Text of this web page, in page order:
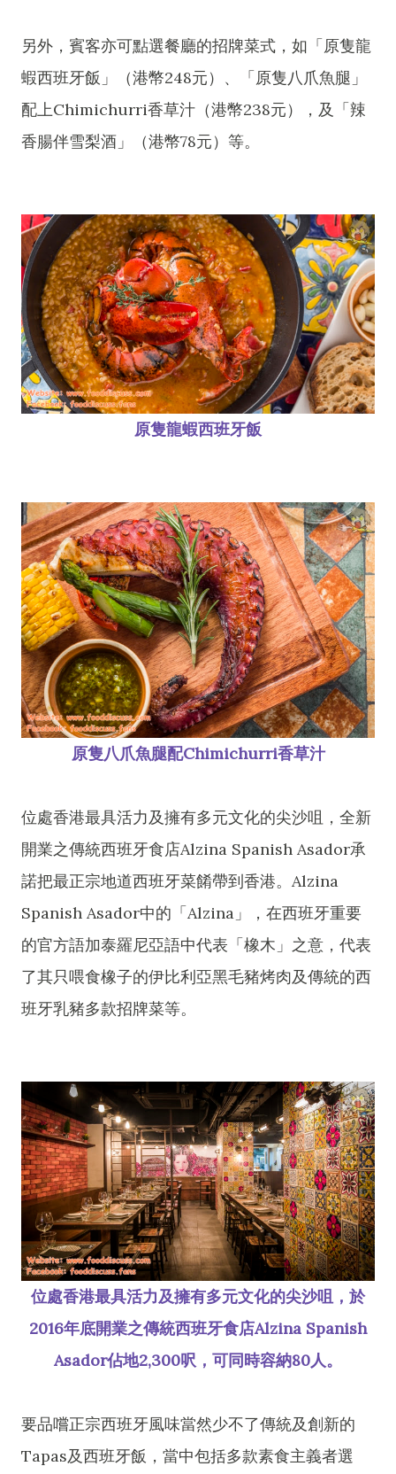
另外，賓客亦可點選餐廳的招牌菜式，如「原隻龍
蝦西班牙飯」（港幣248元）、「原隻八爪魚腿」
配上Chimichurri香草汁（港幣238元），及「辣
香腸伴雪梨酒」（港幣78元）等。
原隻龍蝦西班牙飯
原隻八爪魚腿配Chimichurri香草汁
位處香港最具活力及擁有多元文化的尖沙咀，全新
開業之傳統西班牙食店Alzina Spanish Asador承
諾把最正宗地道西班牙菜餚帶到香港。Alzina
Spanish Asador中的「Alzina」，在西班牙重要
的官方語加泰羅尼亞語中代表「橡木」之意，代表
了其只喂食橡子的伊比利亞黑毛豬烤肉及傳統的西
班牙乳豬多款招牌菜等。
位處香港最具活力及擁有多元文化的尖沙咀，於
2016年底開業之傳統西班牙食店Alzina Spanish
Asador佔地2,300呎，可同時容納80人。
要品嚐正宗西班牙風味當然少不了傳統及創新的
Tapas及西班牙飯，當中包括多款素食主義者選